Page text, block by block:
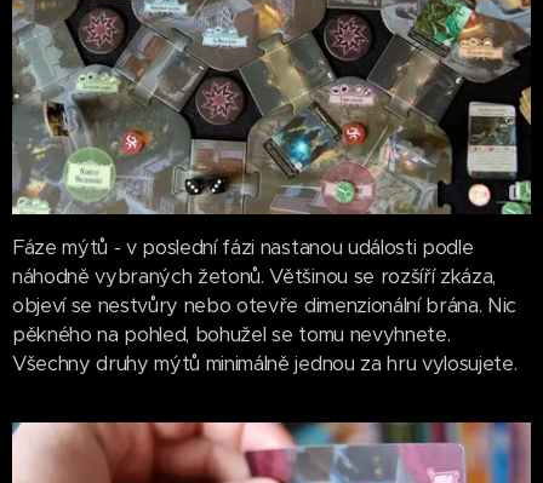
Fáze mýtů - v poslední fázi nastanou události podle
náhodně vybraných žetonů. Většinou se rozšíří zkáza,
objeví se nestvůry nebo otevře dimenzionální brána. Nic
pěkného na pohled, bohužel se tomu nevyhnete.
Všechny druhy mýtů minimálně jednou za hru vylosujete.